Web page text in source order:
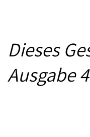
Dieses
Ausgabe